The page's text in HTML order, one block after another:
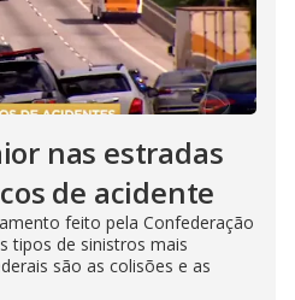
nas estradas
de acidente
feito pela Confederação
tipos de sinistros mais
são as colisões e as